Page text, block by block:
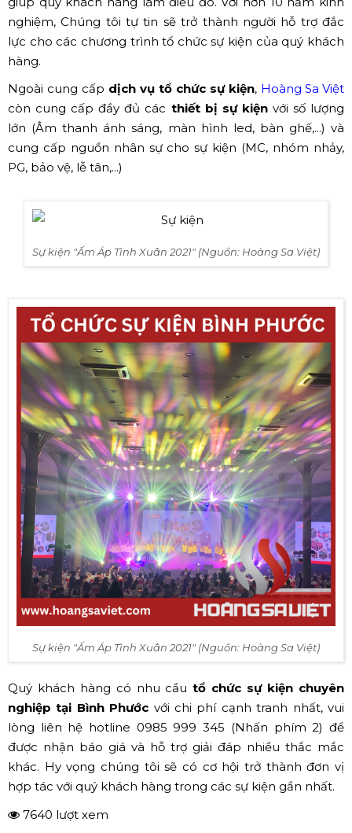
nghiệm, Chúng tôi tự tin sẽ trở thành người hỗ trợ đắc
lực cho các chương trình tổ chức sự kiện của quý khách
hàng.
Ngoài cung cấp dịch vụ tổ chức sự kiện, Hoàng Sa Việt
còn cung cấp đầy đủ các thiết bị sự kiệnvới số lượng
lớn (Âm thanh ánh sáng, màn hình led, bàn ghế,...) và
cung cấp nguồn nhân sự cho sự kiện (MC, nhóm nhảy,
PG, bảo vệ, lễ tân,...)
Sự kiện "Ấm Áp Tình Xuân 2021" (Nguồn: Hoàng Sa Việt)
Sự kiện "Ấm Áp Tình Xuân 2021" (Nguồn: Hoàng Sa Việt)
Quý khách hàng có nhu cầutổ chức sự kiện chuyên
nghiệp tại Bình Phước với chi phí cạnh tranh nhất, vui
lòng liên hệ hotline 0985 999 345 (Nhấn phím 2) để
được nhận báo giá và hỗ trợ giải đáp nhiều thắc mắc
khác. Hy vọng chúng tôi sẽ có cơ hội trở thành đơn vị
hợp tác với quý khách hàng trong các sự kiện gần nhất.
7640 lượt xem